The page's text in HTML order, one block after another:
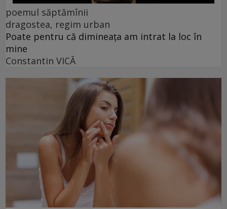
poemul săptămînii
dragostea, regim urban
Poate pentru că dimineața am intrat la loc în
mine
Constantin VICĂ